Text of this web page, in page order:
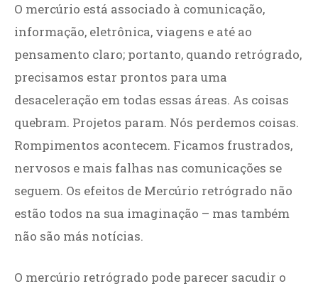
O mercúrio está associado à comunicação,
informação, eletrônica, viagens e até ao
pensamento claro; portanto, quando retrógrado,
precisamos estar prontos para uma
desaceleração em todas essas áreas. As coisas
quebram. Projetos param. Nós perdemos coisas.
Rompimentos acontecem. Ficamos frustrados,
nervosos e mais falhas nas comunicações se
seguem. Os efeitos de Mercúrio retrógrado não
estão todos na sua imaginação – mas também
não são más notícias.
O mercúrio retrógrado pode parecer sacudir o